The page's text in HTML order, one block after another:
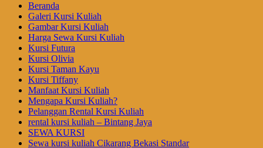
Beranda
Galeri Kursi Kuliah
Gambar Kursi Kuliah
Harga Sewa Kursi Kuliah
Kursi Futura
Kursi Olivia
Kursi Taman Kayu
Kursi Tiffany
Manfaat Kursi Kuliah
Mengapa Kursi Kuliah?
Pelanggan Rental Kursi Kuliah
rental kursi kuliah – Bintang Jaya
SEWA KURSI
Sewa kursi kuliah Cikarang Bekasi Standar